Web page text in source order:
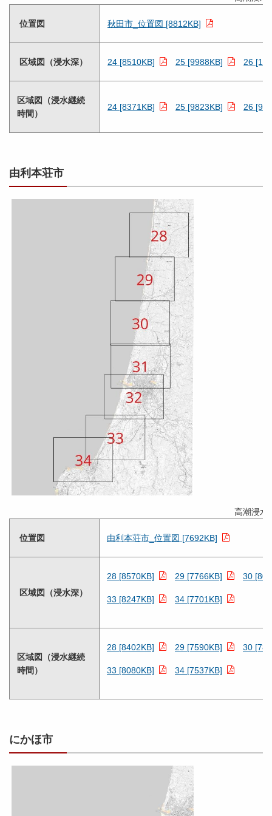
位置図 秋田市_位置図 [8812KB]
区域図（浸水深） 24 [8510KB] 25 [9988KB] 26
区域図（浸水継続
時間）
24 [8371KB] 25 [9823KB] 26
由利本荘市
高潮浸水
位置図 由利本荘市_位置図 [7692KB]
区域図（浸水深）
28 [8570KB] 29 [7766KB] 30
33 [8247KB] 34 [7701KB]
区域図（浸水継続
時間）
28 [8402KB] 29 [7590KB] 30
33 [8080KB] 34 [7537KB]
にかほ市